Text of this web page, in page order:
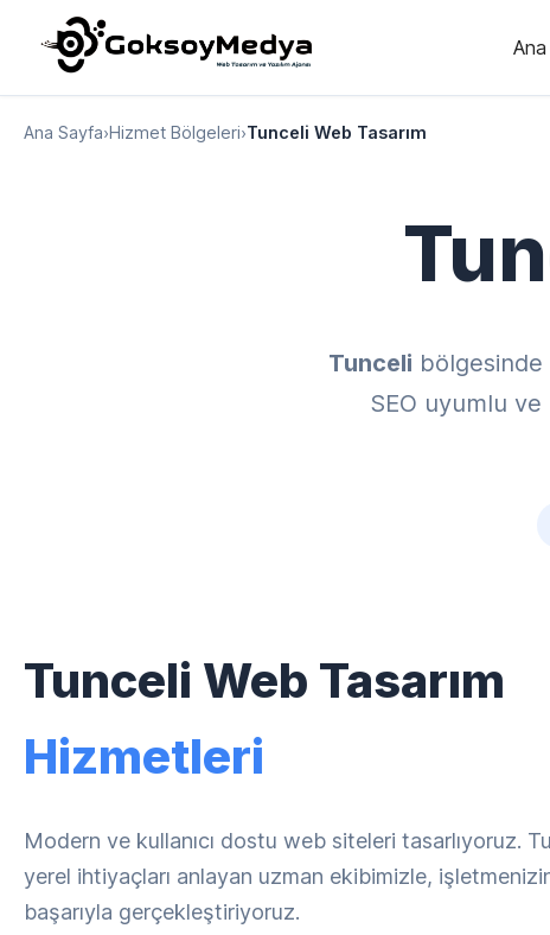
Ana Sayfa›Hizmet Bölgeleri›Tunceli Web Tasarım
Tunceli
SEO uyumlu ve
Tunceli Web Tasarım
Hizmetleri
Modern ve kullanıcı dostu web siteleri tasarlıyoruz.
yerel ihtiyaçları anlayan uzman ekibimizle,
başarıyla gerçekleştiriyoruz.